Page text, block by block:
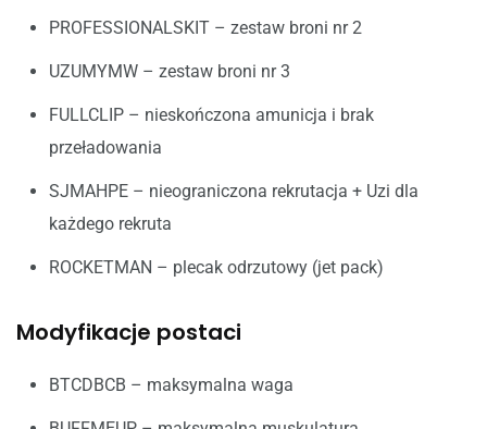
PROFESSIONALSKIT – zestaw broni nr 2
UZUMYMW – zestaw broni nr 3
FULLCLIP – nieskończona amunicja i brak
przeładowania
SJMAHPE – nieograniczona rekrutacja + Uzi dla
każdego rekruta
ROCKETMAN – plecak odrzutowy (jet pack)
Modyfikacje postaci
BTCDBCB – maksymalna waga